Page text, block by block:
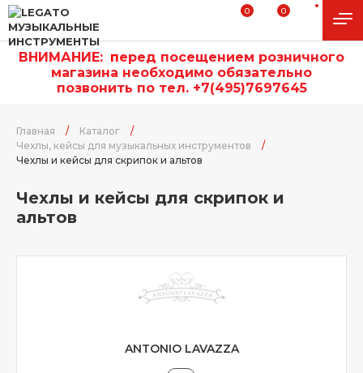
0 0
ВНИМАНИЕ: перед посещением розничного
магазина необходимо обязательно
позвонить по тел. +7(495)7697645
Главная / Каталог
/
Чехлы, кейсы для музыкальных инструментов
/
Чехлы и кейсы для скрипок и альтов
Чехлы и кейсы для скрипок и
альтов
ANTONIO LAVAZZA